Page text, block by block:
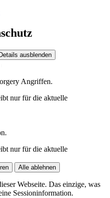
Details ausblenden
Angriffen.
nur für die aktuelle
nur für die aktuelle
Alle ablehnen
Webseite. Das einzige, was
Sessioninformation.